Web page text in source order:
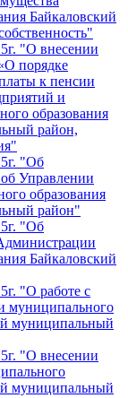
Байкаловский
"О внесении
порядке
к пенсии
и
образования
район,
"Об
Управлении
образования
район"
"Об
Байкаловский
"О работе с
муниципального
муниципальный
"О внесении
муниципальный